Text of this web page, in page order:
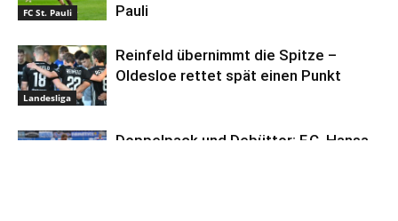
FC St. Pauli
Pauli
Landesliga
Reinfeld übernimmt die Spitze –
Oldesloe rettet spät einen Punkt
Doppelpack und Debüttor: F.C. Hansa